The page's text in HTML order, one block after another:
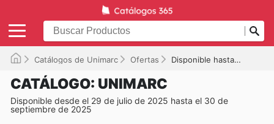
Catálogos de Unimarc Ofertas Disponible hasta el 30-09-2025
CATÁLOGO: UNIMARC
Disponible desde el 29 de julio de 2025 hasta el 30 de
septiembre de 2025